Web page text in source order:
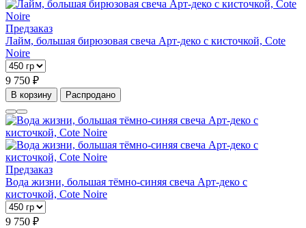
Предзаказ
Лайм, большая бирюзовая свеча Арт-деко с кисточкой, Cote
Noire
9 750 ₽
В корзину Распродано
Предзаказ
Вода жизни, большая тёмно-синяя свеча Арт-деко с
кисточкой, Cote Noire
9 750 ₽